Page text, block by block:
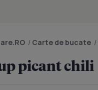
/ Carte de bucate /
picant chili